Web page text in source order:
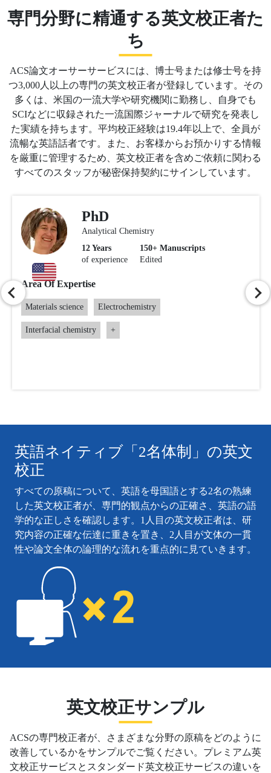
専門分野に精通する英文校正者た
ち
ACS論文オーサーサービスには、博士号または修士号を持
つ3,000人以上の専門の英文校正者が登録しています。その
多くは、米国の一流大学や研究機関に勤務し、自身でも
SCIなどに収録された一流国際ジャーナルで研究を発表し
た実績を持ちます。平均校正経験は19.4年以上で、全員が
流暢な英語話者です。また、お客様からお預かりする情報
を厳重に管理するため、英文校正者を含めご依頼に関わる
すべてのスタッフが秘密保持契約にサインしています。
PhD
Analytical Chemistry
12 Years
of experience
150+ Manuscripts
Edited
Area Of Expertise
Materials science Electrochemistry
Interfacial chemistry +
英語ネイティブ「2名体制」の英文
校正
すべての原稿について、英語を母国語とする2名の熟練
した英文校正者が、専門的観点からの正確さ、英語の語
学的な正しさを確認します。1人目の英文校正者は、研
究内容の正確な伝達に重きを置き、2人目が文体の一貫
性や論文全体の論理的な流れを重点的に見ていきます。
英文校正サンプル
ACSの専門校正者が、さまざまな分野の原稿をどのように
改善しているかをサンプルでご覧ください。プレミアム英
文校正サービスとスタンダード英文校正サービスの違いを